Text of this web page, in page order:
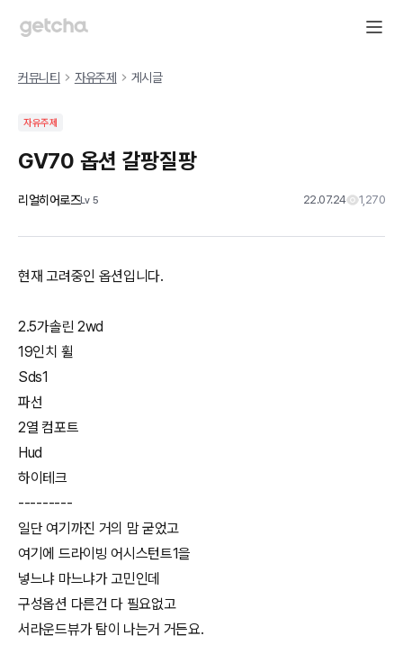
커뮤니티 자유주제 게시글
자유주제
GV70 옵션 갈팡질팡
리얼히어로즈Lv 5 22.07.24 1,270
현재 고려중인 옵션입니다.
2.5가솔린 2wd
19인치 휠
Sds1
파선
2열 컴포트
Hud
하이테크
---------
일단 여기까진 거의 맘 굳었고
여기에 드라이빙 어시스턴트1을
넣느냐 마느냐가 고민인데
구성옵션 다른건 다 필요없고
서라운드뷰가 탐이 나는거 거든요.